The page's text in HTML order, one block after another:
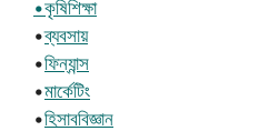
•কৃষিশিক্ষা
•ব্যবসায়
•ফিন্যান্স
•মার্কেটিং
•হিসাববিজ্ঞান